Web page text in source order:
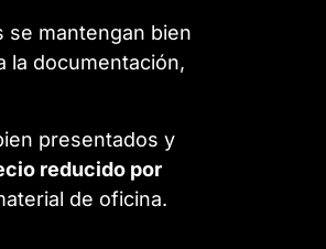
se mantengan bien
la documentación,
presentados y
reducido por
de oficina.